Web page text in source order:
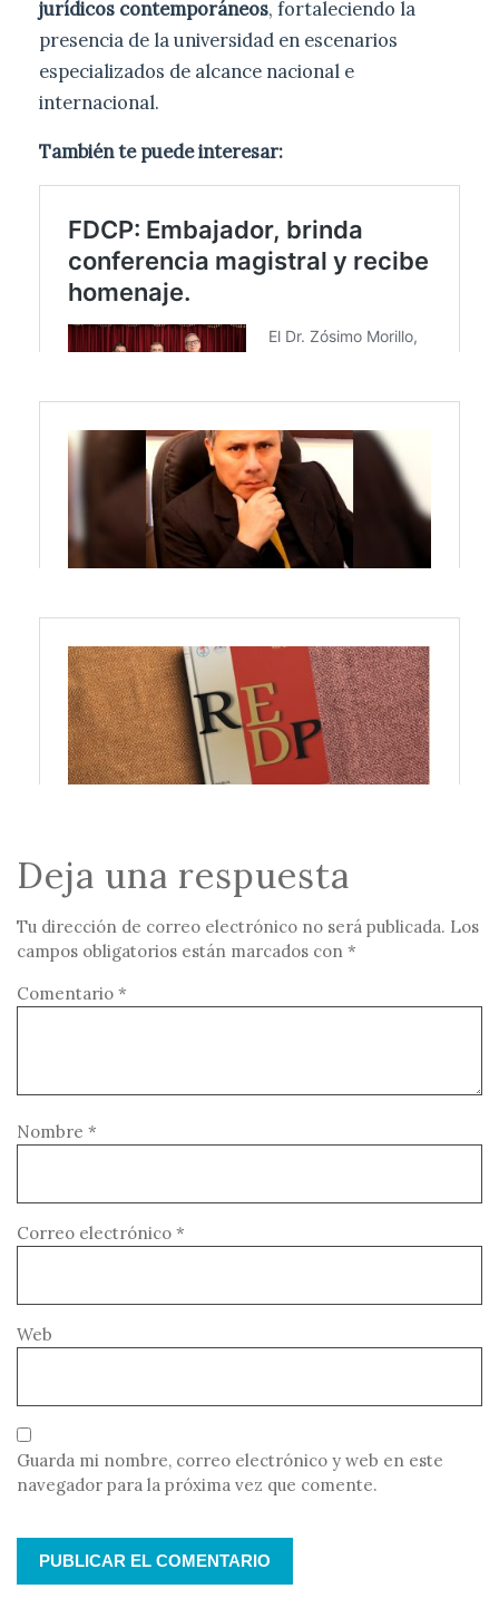
jurídicos contemporáneos, fortaleciendo la
presencia de la universidad en escenarios
especializados de alcance nacional e
internacional.
También te puede interesar:
Deja una respuesta
Tu dirección de correo electrónico no será publicada. Los
campos obligatorios están marcados con *
Comentario *
Nombre *
Correo electrónico *
Web
Guarda mi nombre, correo electrónico y web en este
navegador para la próxima vez que comente.